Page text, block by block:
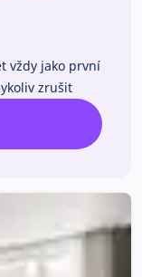
vždy jako první
zrušit